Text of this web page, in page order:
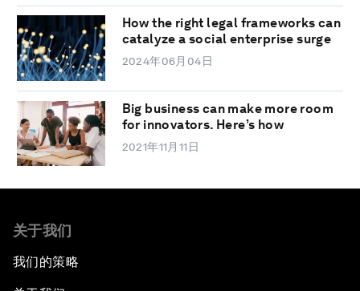
How the right legal frameworks can
catalyze a social enterprise surge
2024年06月04日
Big business can make more room
for innovators. Here’s how
2021年11月11日
关于我们
我们的策略